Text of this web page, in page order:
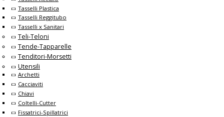
Tasselli Plastica
Tasselli Reggitubo
Tasselli x Sanitari
Teli-Teloni
Tende-Tapparelle
Tenditori-Morsetti
Utensili
Archetti
Cacciaviti
Chiavi
Coltelli-Cutter
Fissatrici-Spillatrici